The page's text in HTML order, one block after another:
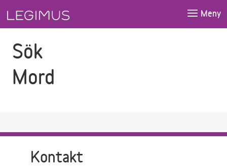
Meny
Sök
Mord
Kontakt